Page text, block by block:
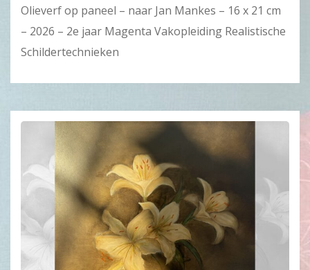
Olieverf op paneel – naar Jan Mankes – 16 x 21 cm
– 2026 – 2e jaar Magenta Vakopleiding Realistische
Schildertechnieken